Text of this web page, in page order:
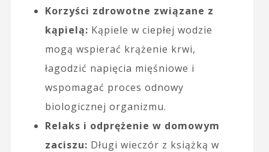
Korzyści zdrowotne związane z
kąpielą: Kąpiele w ciepłej wodzie
mogą wspierać krążenie krwi,
łagodzić napięcia mięśniowe i
wspomagać proces odnowy
biologicznej organizmu.
Relaks i odprężenie w domowym
zaciszu: Długi wieczór z książką w